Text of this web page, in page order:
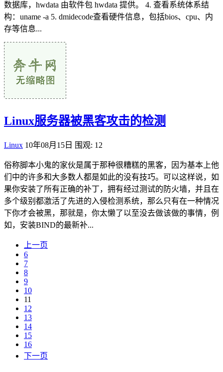
数据库，hwdata 由软件包 hwdata 提供。 4. 查看系统体系结
构：uname -a 5. dmidecode查看硬件信息，包括bios、cpu、内
存等信息...
Linux服务器被黑客攻击的检测
Linux 10年08月15日 围观: 12
俗称脚本小鬼的家伙是属于那种很糟糕的黑客，因为基本上他
们中的许多和大多数人都是如此的没有技巧。可以这样说，如
果你安装了所有正确的补丁，拥有经过测试的防火墙，并且在
多个级别都激活了先进的入侵检测系统，那么只有在一种情况
下你才会被黑，那就是，你太懒了以至没去做该做的事情，例
如，安装BIND的最新补...
上一页
6
7
8
9
10
11
12
13
14
15
16
下一页